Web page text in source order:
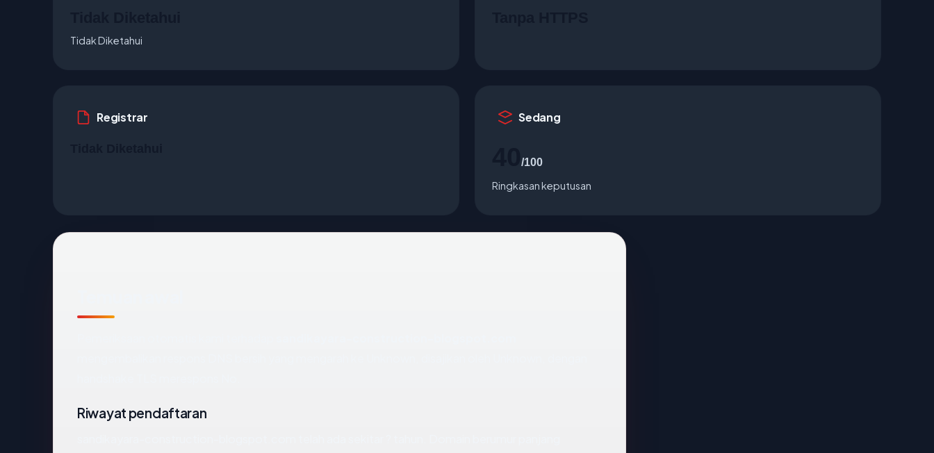
Tidak Diketahui
Registrar Sedang
/100
Ringkasan keputusan
Riwayat pendaftaran